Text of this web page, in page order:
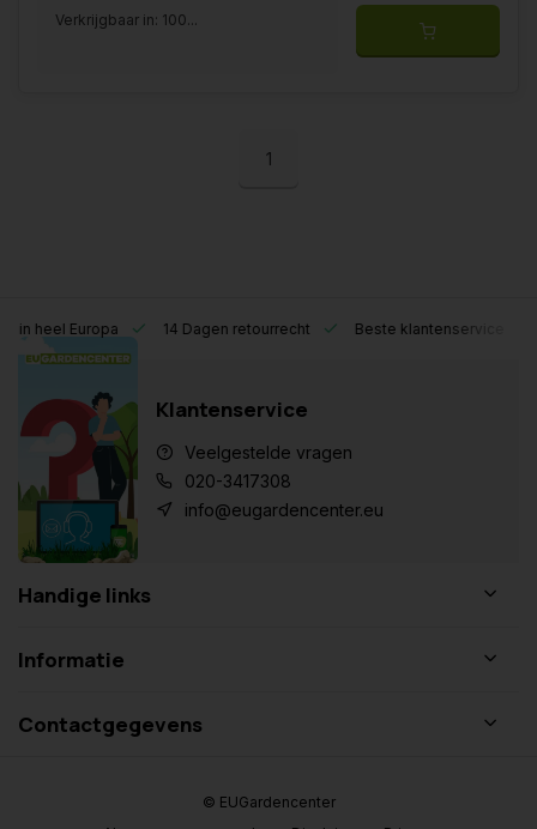
Verkrijgbaar in: 100...
1
Europa 14 Dagen retourrecht Beste klantenservice
Klantenservice
Veelgestelde vragen
020-3417308
info@eugardencenter.eu
Handige links
Informatie
Contactgegevens
© EUGardencenter